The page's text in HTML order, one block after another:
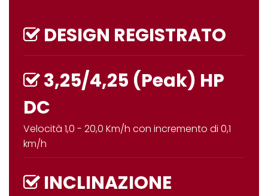
DESIGN REGISTRATO
3,25/4,25 (Peak) HP
DC
Velocità 1,0 - 20,0 Km/h con incremento di 0,1
km/h
INCLINAZIONE